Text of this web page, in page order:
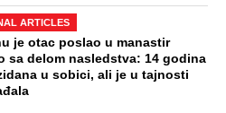
ARTICLES
je otac poslao u manastir
sa delom nasledstva: 14 godina
u sobici, ali je u tajnosti